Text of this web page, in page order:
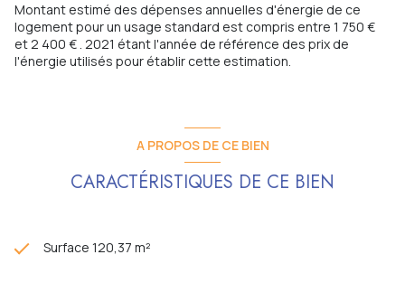
Montant estimé des dépenses annuelles d'énergie de ce
logement pour un usage standard est compris entre 1 750 €
et 2 400 € . 2021 étant l'année de référence des prix de
l'énergie utilisés pour établir cette estimation.
A PROPOS DE CE BIEN
CARACTÉRISTIQUES DE CE BIEN
Surface 120,37 m²